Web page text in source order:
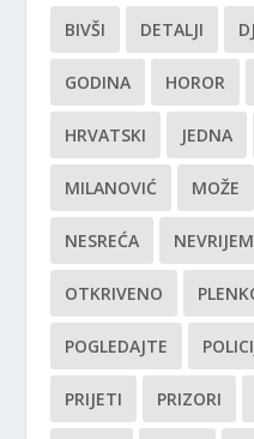
BIVŠI DETALJI
GODINA HOROR
HRVATSKI JEDNA
MILANOVIĆ MOŽE
NESREĆA
OTKRIVENO
POGLEDAJTE
PRIJETI PRIZORI